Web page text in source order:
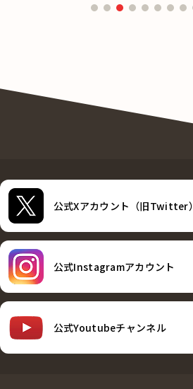
公式Xアカウント（旧Twitter）
公式Instagramアカウント
公式Youtubeチャンネル